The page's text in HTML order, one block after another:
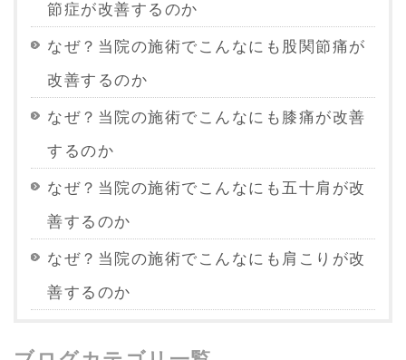
節症が改善するのか
なぜ？当院の施術でこんなにも股関節痛が
改善するのか
なぜ？当院の施術でこんなにも膝痛が改善
するのか
なぜ？当院の施術でこんなにも五十肩が改
善するのか
なぜ？当院の施術でこんなにも肩こりが改
善するのか